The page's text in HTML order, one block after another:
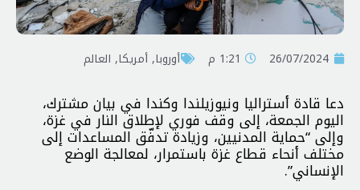
26/07/2024 1:21 م أوروبا,أمريكا, العالم
دعا قادة أستراليا ونيوزيلندا وكندا في بيان مشترك،
اليوم الجمعة، إلى وقف فوري لإطلاق النار في غزة،
وإلى “حماية المدنيين، وزيادة تدفّق المساعدات إلى
مختلف أنحاء قطاع غزة باستمرار، لمعالجة الوضع
الإنساني”.